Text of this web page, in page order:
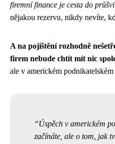
firemní finance je cesta do
nějakou rezervu, nikdy nevíte,
A na pojištění rozhodně
firem nebude chtít mít nic
ale v americkém
Úspěch v americkém
začínáte, ale o tom, jak